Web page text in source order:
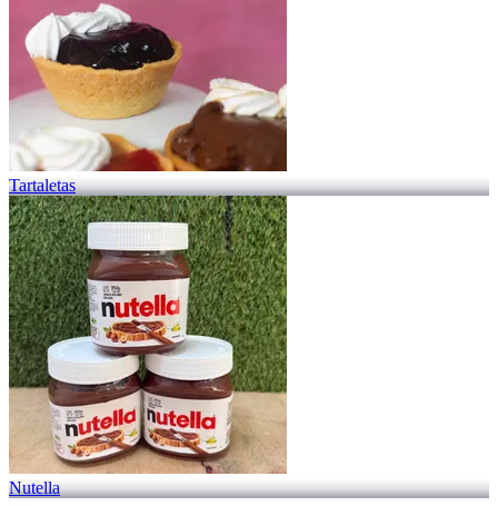
Tartaletas
Nutella